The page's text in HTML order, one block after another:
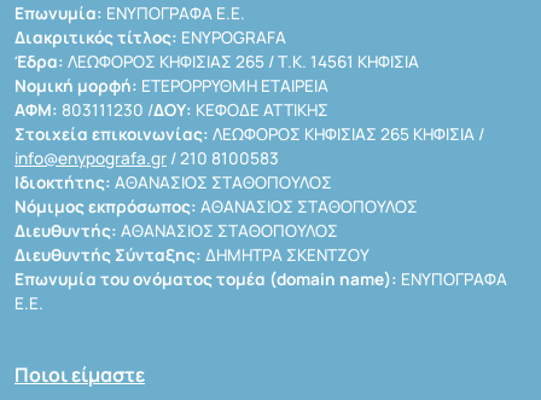
Επωνυμία: ΕΝΥΠΟΓΡΑΦΑ Ε.Ε.
Διακριτικός τίτλος: ENYPOGRAFA
Έδρα: ΛΕΩΦΟΡΟΣ ΚΗΦΙΣΙΑΣ 265 / Τ.Κ. 14561 ΚΗΦΙΣΙΑ
Νομική μορφή: ΕΤΕΡΟΡΡΥΘΜΗ ΕΤΑΙΡΕΙΑ
ΑΦΜ: 803111230 /ΔΟΥ: ΚΕΦΟΔΕ ΑΤΤΙΚΗΣ
Στοιχεία επικοινωνίας: ΛΕΩΦΟΡΟΣ ΚΗΦΙΣΙΑΣ 265 ΚΗΦΙΣΙΑ /
info@enypografa.gr / 210 8100583
Ιδιοκτήτης: ΑΘΑΝΑΣΙΟΣ ΣΤΑΘΟΠΟΥΛΟΣ
Νόμιμος εκπρόσωπος: ΑΘΑΝΑΣΙΟΣ ΣΤΑΘΟΠΟΥΛΟΣ
Διευθυντής: ΑΘΑΝΑΣΙΟΣ ΣΤΑΘΟΠΟΥΛΟΣ
Διευθυντής Σύνταξης: ΔΗΜΗΤΡΑ ΣΚΕΝΤΖΟΥ
Επωνυμία του ονόματος τομέα (domain name): ΕΝΥΠΟΓΡΑΦΑ
Ε.Ε.
Ποιοι είμαστε